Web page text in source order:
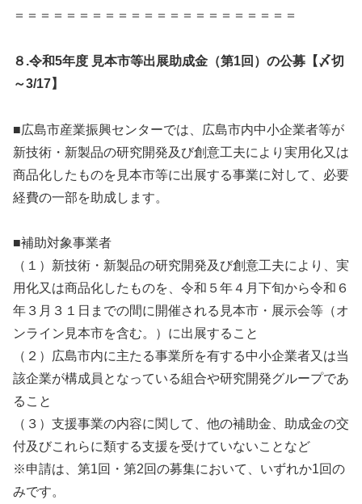
＝＝＝＝＝＝＝＝＝＝＝＝＝＝＝＝＝＝＝＝＝＝
８.令和5年度 見本市等出展助成金（第1回）の公募【〆切
～3/17】
■広島市産業振興センターでは、広島市内中小企業者等が
新技術・新製品の研究開発及び創意工夫により実用化又は
商品化したものを見本市等に出展する事業に対して、必要
経費の一部を助成します。
■補助対象事業者
（１）新技術・新製品の研究開発及び創意工夫により、実
用化又は商品化したものを、令和５年４月下旬から令和６
年３月３１日までの間に開催される見本市・展示会等（オ
ンライン見本市を含む。）に出展すること
（２）広島市内に主たる事業所を有する中小企業者又は当
該企業が構成員となっている組合や研究開発グループであ
ること
（３）支援事業の内容に関して、他の補助金、助成金の交
付及びこれらに類する支援を受けていないことなど
※申請は、第1回・第2回の募集において、いずれか1回の
みです。